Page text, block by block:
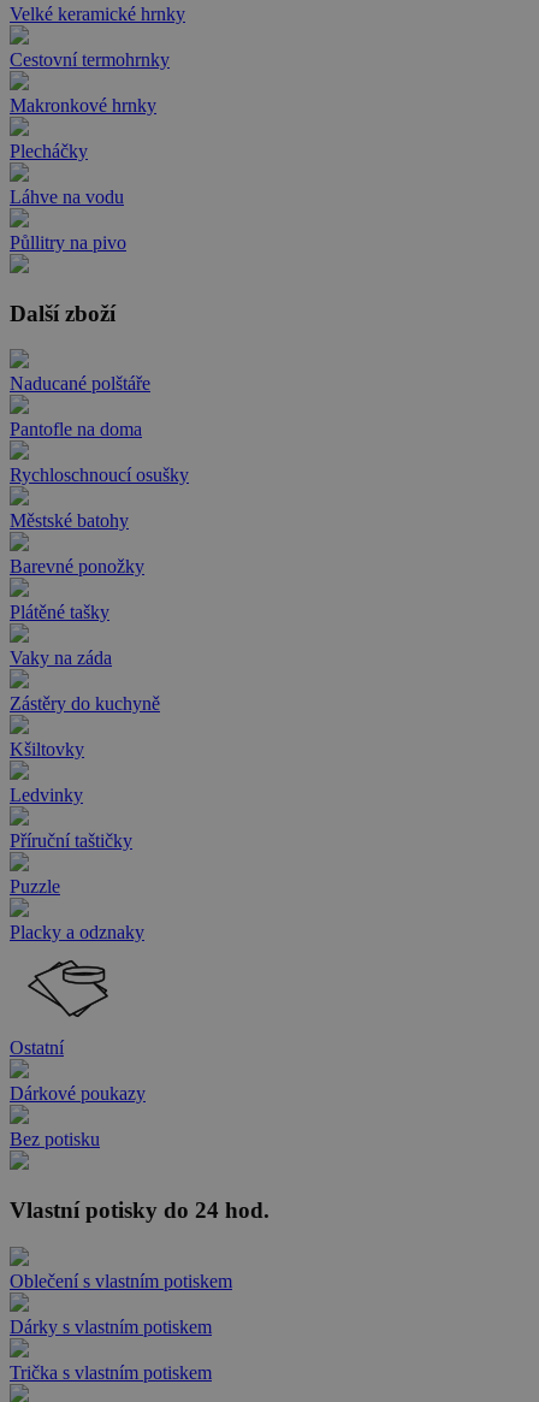
Velké keramické hrnky
Cestovní termohrnky
Makronkové hrnky
Plecháčky
Láhve na vodu
Půllitry na pivo
Další zboží
Naducané polštáře
Pantofle na doma
Rychloschnoucí osušky
Městské batohy
Barevné ponožky
Plátěné tašky
Vaky na záda
Zástěry do kuchyně
Kšiltovky
Ledvinky
Příruční taštičky
Puzzle
Placky a odznaky
Ostatní
Dárkové poukazy
Bez potisku
Vlastní potisky do 24 hod.
Oblečení s vlastním potiskem
Dárky s vlastním potiskem
Trička s vlastním potiskem